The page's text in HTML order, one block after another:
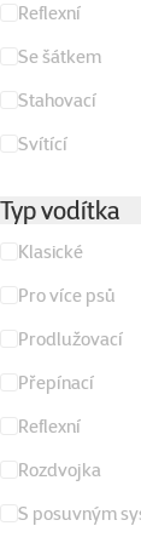
Reflexní
Se šátkem
Stahovací
Svítící
Typ vodítka
Klasické
Pro více psů
Prodlužovací
Přepínací
Reflexní
Rozdvojka
S posuvným